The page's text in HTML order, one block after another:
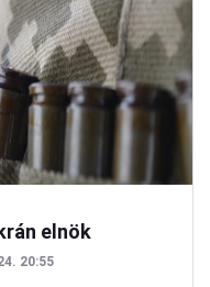
elnök
20:55